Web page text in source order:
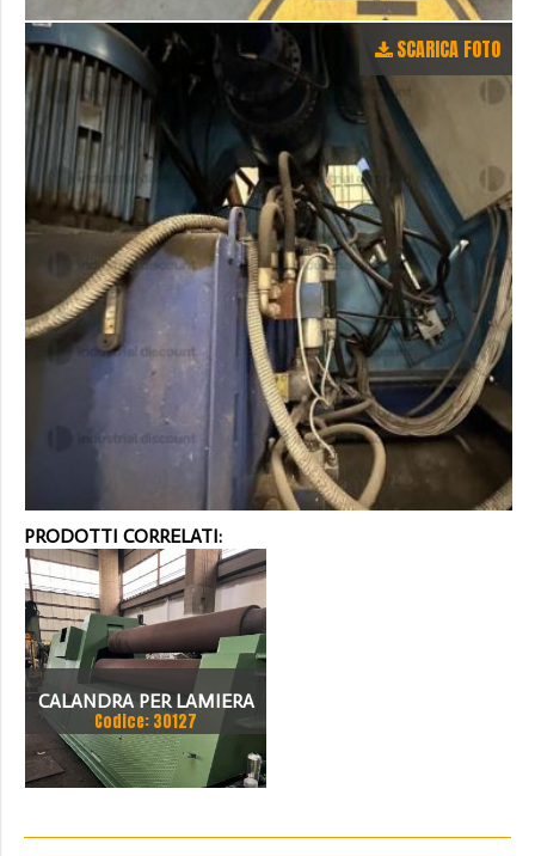
SCARICA FOTO
PRODOTTI CORRELATI:
CALANDRA PER LAMIERA
USATA SERTOM 2500X20
IDRAULICA 3 RULLI.
Codice: 30127